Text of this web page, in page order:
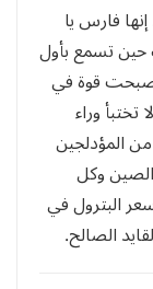
فارس يا
حين تسمع بأول
اصبحت قوة في
وراء
من المؤدلجين
وكل
البترول في
الصالح.